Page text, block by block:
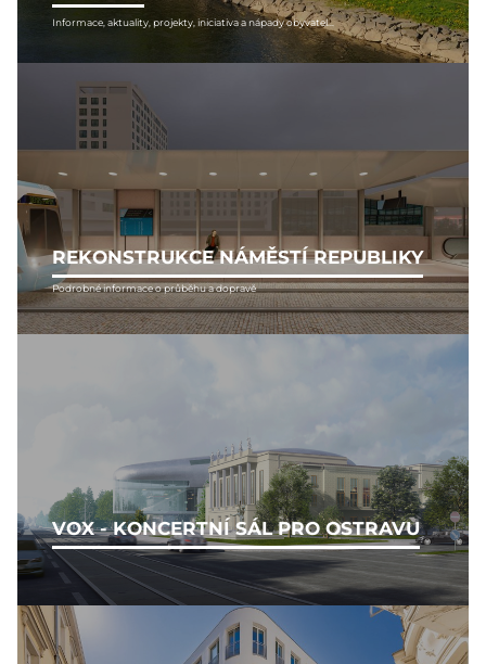
Informace, aktuality, projekty, iniciativa a nápady obyvatel...
REKONSTRUKCE NÁMĚSTÍ REPUBLIKY
Podrobné informace o průběhu a dopravě
VOX - KONCERTNÍ SÁL PRO OSTRAVU